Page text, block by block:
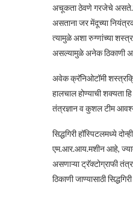
अचूकता ठेवणे गरजेचे
असताना जर मेंदूच्या
त्यामुळे अशा रुग्णांच्या
असल्यामुळे अनेक ठिकाणी
अवेक क्रॅनिओटॉमी
हालचाल होण्याची शक्यता
तंत्रज्ञान व कुशल टीम
सिद्धगिरी हॉस्पिटलमध्ये
एम.आर.आय.मशीन आहे,
असणाऱ्या ट्रॅक्टोग्राफी
ठिकाणी जाण्यासाठी